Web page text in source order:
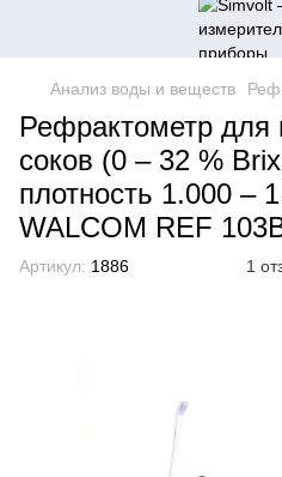
Анализ воды и веществ
Рефрактометр для
соков (0 – 32 %
плотность 1.000 –
WALCOM REF
Артикул: 1886 1